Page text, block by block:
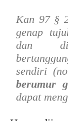
Kan 97 §
genap
dan
sendiri
berumur
dapat